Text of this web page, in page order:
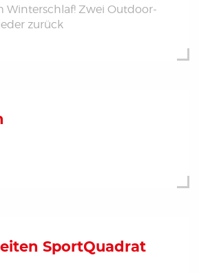
Winterschlaf! Zwei Outdoor-
zurück
SportQuadrat